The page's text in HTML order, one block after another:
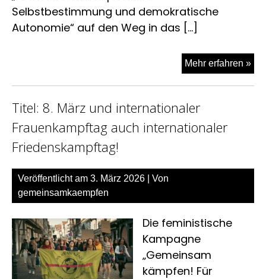
Selbstbestimmung und demokratische
Autonomie“ auf den Weg in das […]
Mehr erfahren »
zu
Titel: 8. März und internationaler
Frauenkampftag auch internationaler
Friedenskampftag!
Veröffentlicht am 3. März 2026 | Von
gemeinsamkaempfen
Die feministische
Kampagne
„Gemeinsam
kämpfen! Für